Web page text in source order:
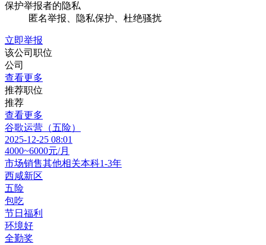
保护举报者的隐私
匿名举报、隐私保护、杜绝骚扰
立即举报
该公司职位
公司
查看更多
推荐职位
推荐
查看更多
谷歌运营（五险）
2025-12-25 08:01
4000~6000元/月
市场销售其他相关本科1-3年
西咸新区
五险
包吃
节日福利
环境好
全勤奖